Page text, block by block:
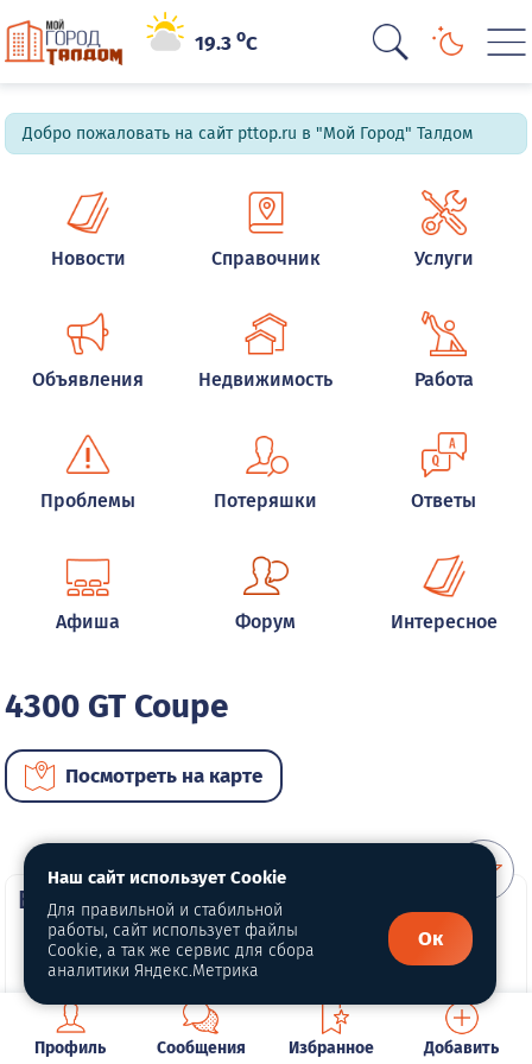
19.3oC
Добро пожаловать на сайт pttop.ru в "Мой Город" Талдом
Новости Справочник Услуги
Объявления Недвижимость Работа
Проблемы Потеряшки Ответы
Афиша Форум Интересное
4300 GT Coupe
Посмотреть на карте
ВИП автомобили
Профиль Сообщения Избранное Добавить
Наш сайт использует Cookie
Для правильной и стабильной
работы, сайт использует файлы
Cookie, а так же сервис для сбора
аналитики Яндекс.Метрика
Ок